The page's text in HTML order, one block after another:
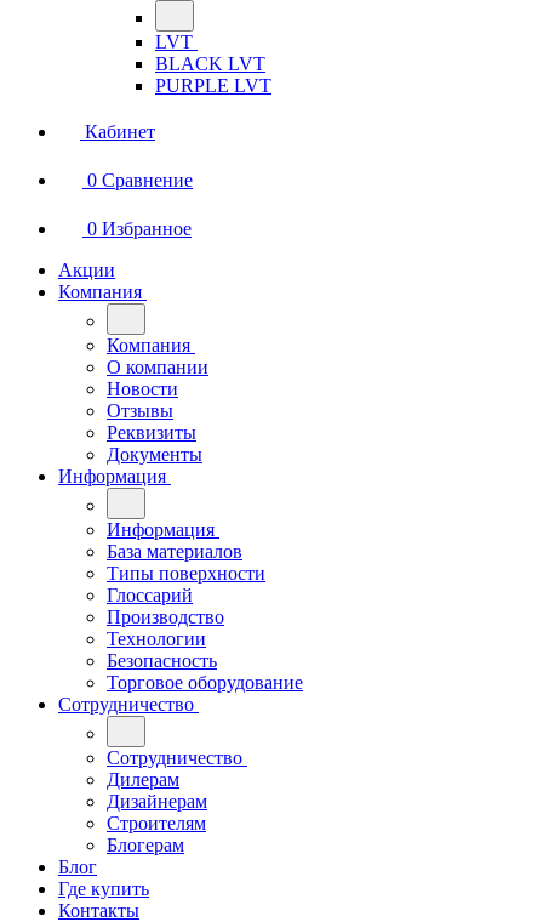
LVT
BLACK LVT
PURPLE LVT
Кабинет
0 Сравнение
0 Избранное
Акции
Компания
Компания
О компании
Новости
Отзывы
Реквизиты
Документы
Информация
Информация
База материалов
Типы поверхности
Глоссарий
Производство
Технологии
Безопасность
Торговое оборудование
Сотрудничество
Сотрудничество
Дилерам
Дизайнерам
Строителям
Блогерам
Блог
Где купить
Контакты